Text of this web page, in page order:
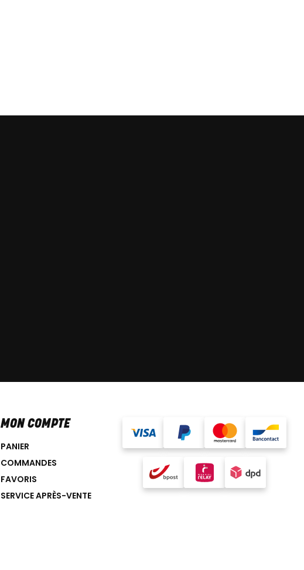
MON COMPTE
PANIER
COMMANDES
FAVORIS
SERVICE APRÈS-VENTE